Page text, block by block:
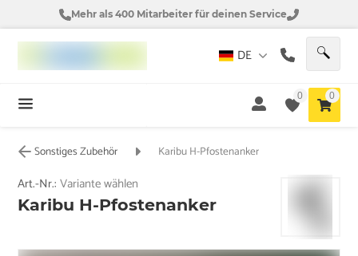
Mehr als 400 Mitarbeiter für deinen Service
DE
0 0
Sonstiges Zubehör Karibu H-Pfostenanker
Art.-Nr.:Variante wählen
Karibu H-Pfostenanker